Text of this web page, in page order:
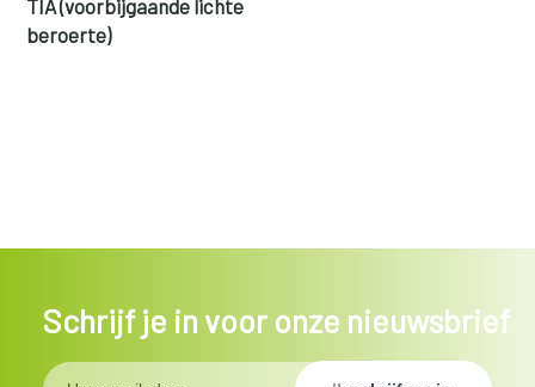
TIA (voorbijgaande lichte
beroerte)
Schrijf je in voor onze nieuwsbrief